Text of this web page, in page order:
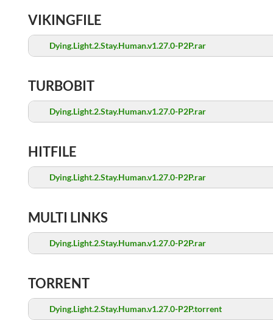
VIKINGFILE
Dying.Light.2.Stay.Human.v1.27.0-P2P.rar
TURBOBIT
Dying.Light.2.Stay.Human.v1.27.0-P2P.rar
HITFILE
Dying.Light.2.Stay.Human.v1.27.0-P2P.rar
MULTI LINKS
Dying.Light.2.Stay.Human.v1.27.0-P2P.rar
TORRENT
Dying.Light.2.Stay.Human.v1.27.0-P2P.torrent